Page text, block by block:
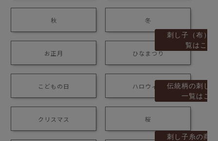
秋 冬
お正月 ひなまつり
こどもの日 ハロウィン
クリスマス 桜
刺し子（布）
覧はこち
伝統柄の刺し
一覧はこ
刺し子糸の商